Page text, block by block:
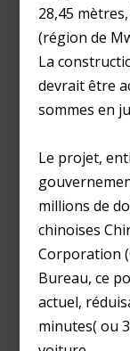
28,45
(région de
La
devrait être
sommes en
Le projet,
millions de
chinoises
Corporation
Bureau, ce
actuel,
minutes( ou